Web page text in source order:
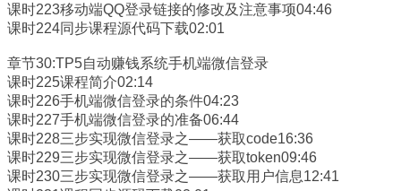
课时223移动端QQ登录链接的修改及注意事项04:46
课时224同步课程源代码下载02:01
章节30:TP5自动赚钱系统手机端微信登录
课时225课程简介02:14
课时226手机端微信登录的条件04:23
课时227手机端微信登录的准备06:44
课时228三步实现微信登录之——获取code16:36
课时229三步实现微信登录之——获取token09:46
课时230三步实现微信登录之——获取用户信息12:41